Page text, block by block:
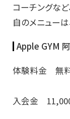
コーチングな
自のメニューは
Apple GYM
体験料金 無
入会金